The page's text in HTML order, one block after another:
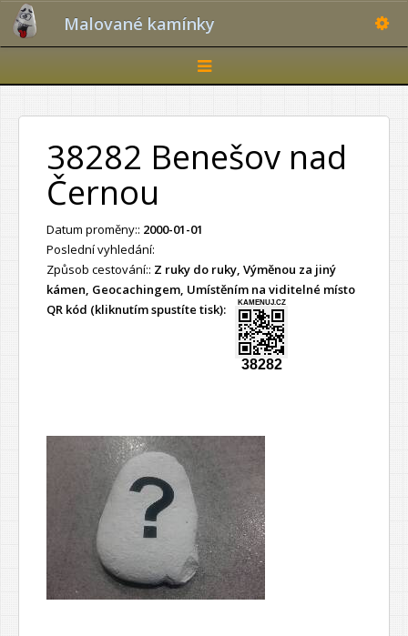
Malované kamínky
Toggle
navigation
38282 Benešov nad
Černou
Datum proměny:: 2000-01-01
Poslední vyhledání:
Způsob cestování:: Z ruky do ruky, Výměnou za jiný
kámen, Geocachingem, Umístěním na viditelné místo
QR kód (kliknutím spustíte tisk):
KAMENUJ.CZ
38282